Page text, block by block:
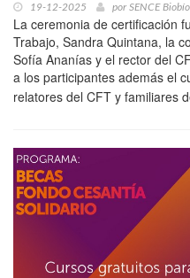
19-12-2025 por SENCE Biobío
La ceremonia de certificación
Trabajo, Sandra Quintana, la
Sofía Ananías y el rector del
a los participantes además el
relatores del CFT y familiares